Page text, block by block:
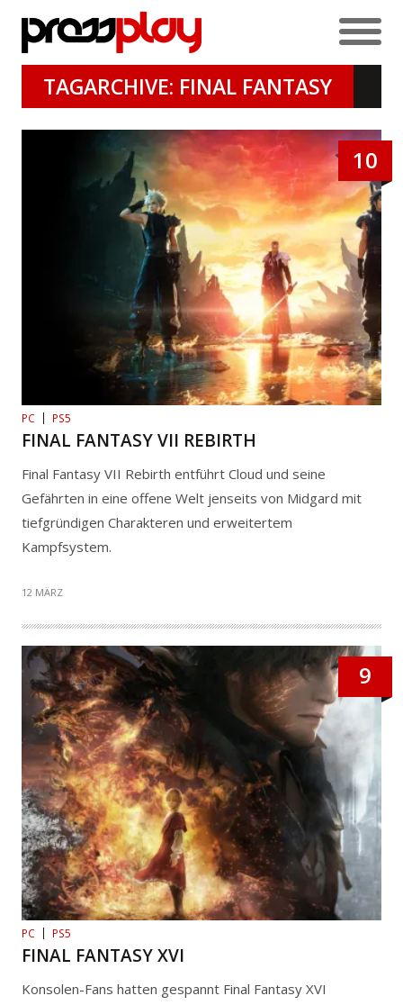
TAGARCHIVE: FINAL FANTASY
10
PC PS5
FINAL FANTASY VII REBIRTH
Final Fantasy VII Rebirth entführt Cloud und seine
Gefährten in eine offene Welt jenseits von Midgard mit
tiefgründigen Charakteren und erweitertem
Kampfsystem.
12 MÄRZ
9
PC PS5
FINAL FANTASY XVI
Konsolen-Fans hatten gespannt Final Fantasy XVI